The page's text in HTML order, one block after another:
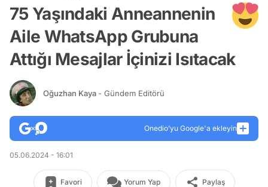
75 Yaşındaki Anneannenin
Aile WhatsApp Grubuna
Attığı Mesajlar İçinizi Isıtacak
Oğuzhan Kaya - Gündem Editörü
Onedio’yu Google'a ekleyin
05.06.2024 - 16:01
Favori Yorum Yap Paylaş